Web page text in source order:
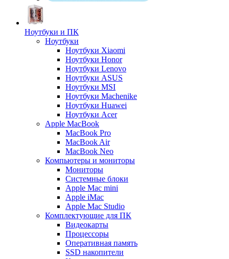
Ноутбуки и ПК
Ноутбуки
Ноутбуки Xiaomi
Ноутбуки Honor
Ноутбуки Lenovo
Ноутбуки ASUS
Ноутбуки MSI
Ноутбуки Machenike
Ноутбуки Huawei
Ноутбуки Acer
Apple MacBook
MacBook Pro
MacBook Air
MacBook Neo
Компьютеры и мониторы
Мониторы
Системные блоки
Apple Mac mini
Apple iMac
Apple Mac Studio
Комплектующие для ПК
Видеокарты
Процессоры
Оперативная память
SSD накопители